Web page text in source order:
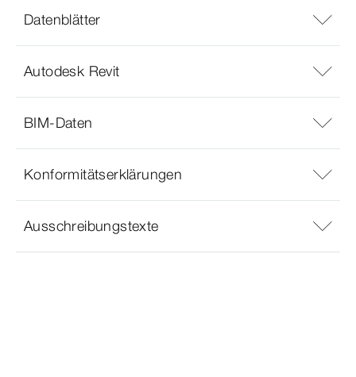
Datenblätter
Autodesk Revit
BIM-Daten
Konformitätserklärungen
Ausschreibungstexte